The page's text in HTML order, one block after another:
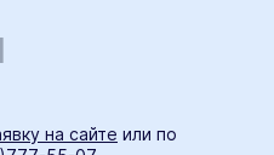
на сайте или по